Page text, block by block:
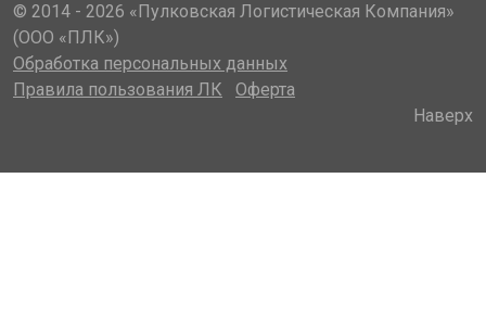
© 2014 - 2026 «Пулковская Логистическая Компания»
(ООО «ПЛК»)
Обработка персональных данных
Правила пользования ЛК
Оферта
Наверх